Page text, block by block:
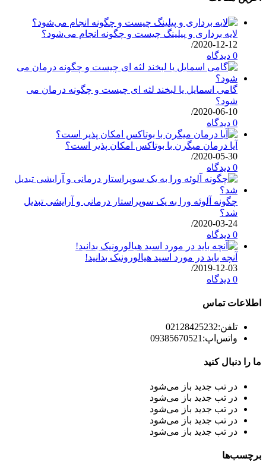
لایه برداری و پیلینگ چیست و چگونه انجام می‌شود؟
2020-12-12
/
0 دیدگاه
گامی اسمایل یا لبخند لثه ای چیست و چگونه درمان می
شود؟
2020-06-10
/
0 دیدگاه
آیا درمان میگرن با بوتاکس امکان پذیر است؟
2020-05-30
/
0 دیدگاه
چگونه آلوئه ورا به یک سوپراستار درمانی و آرایشی تبدیل
شد؟
2020-03-24
/
0 دیدگاه
آنچه باید در مورد اسید هیالورونیک بدانید!
2019-12-03
/
0 دیدگاه
اطلاعات تماس
تلفن:02128425232
واتس‌اپ: 09385670521
ما را دنبال کنید
در تب جدید باز می‌شود
در تب جدید باز می‌شود
در تب جدید باز می‌شود
در تب جدید باز می‌شود
در تب جدید باز می‌شود
برچسب‌ها